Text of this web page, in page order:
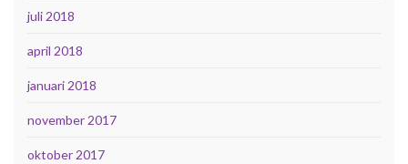
juli 2018
april 2018
januari 2018
november 2017
oktober 2017